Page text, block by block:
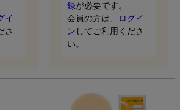
イ
さ
録が必要です。
会員の方は、
ログイ
ン してご利用くださ
い。